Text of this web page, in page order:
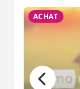
ACHAT